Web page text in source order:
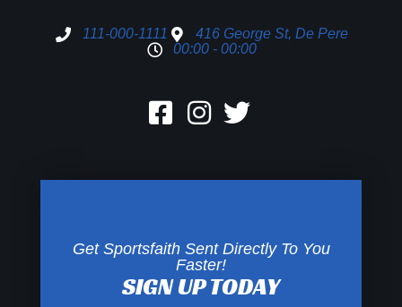
111-000-1111
416 George St, De Pere
00:00 - 00:00
Get Sportsfaith Sent Directly To You
Faster!
SIGN UP TODAY